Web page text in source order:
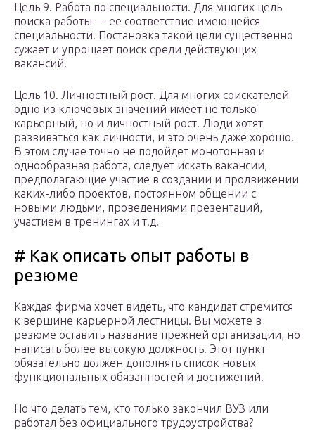
Цель 9. Работа по специальности. Для многих цель
поиска работы — ее соответствие имеющейся
специальности. Постановка такой цели существенно
сужает и упрощает поиск среди действующих
вакансий.
Цель 10. Личностный рост. Для многих соискателей
одно из ключевых значений имеет не только
карьерный, но и личностный рост. Люди хотят
развиваться как личности, и это очень даже хорошо.
В этом случае точно не подойдет монотонная и
однообразная работа, следует искать вакансии,
предполагающие участие в создании и продвижении
каких-либо проектов, постоянном общении с
новыми людьми, проведениями презентаций,
участием в тренингах и т.д.
# Как описать опыт работы в
резюме
Каждая фирма хочет видеть, что кандидат стремится
к вершине карьерной лестницы. Вы можете в
резюме оставить название прежней организации, но
написать более высокую должность. Этот пункт
обязательно должен дополнять список новых
функциональных обязанностей и достижений.
Но что делать тем, кто только закончил ВУЗ или
работал без официального трудоустройства?